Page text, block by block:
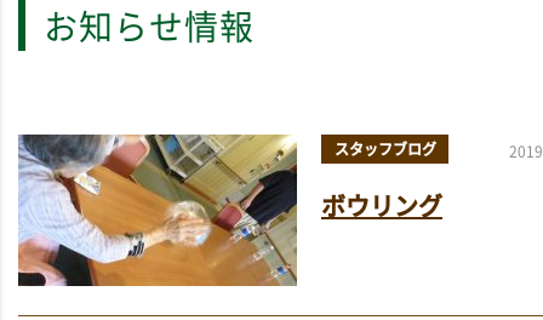
お知らせ情報
スタッフブログ
ボウリング